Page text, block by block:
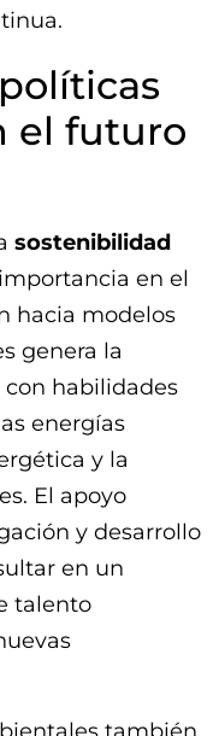
el futuro
sostenibilidad
en el
hacia modelos
genera la
con habilidades
energías
y la
El apoyo
y desarrollo
en un
talento